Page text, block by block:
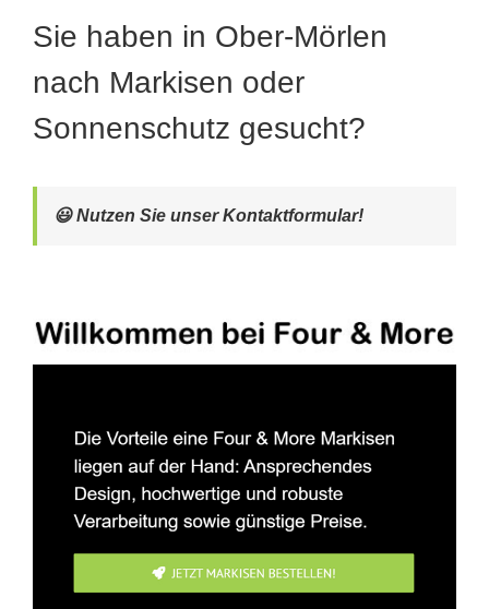
Sie haben in Ober-Mörlen
nach Markisen oder
Sonnenschutz gesucht?
😃 Nutzen Sie unser Kontaktformular!